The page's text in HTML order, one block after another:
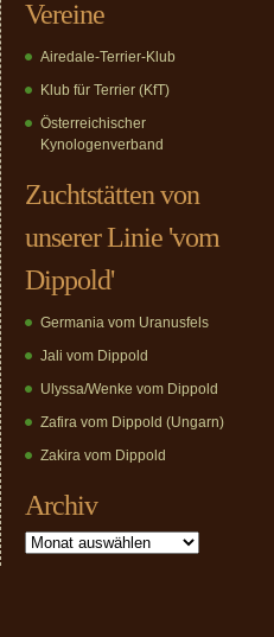
Vereine
Airedale-Terrier-Klub
Klub für Terrier (KfT)
Österreichischer
Kynologenverband
Zuchtstätten von
unserer Linie 'vom
Dippold'
Germania vom Uranusfels
Jali vom Dippold
Ulyssa/Wenke vom Dippold
Zafira vom Dippold (Ungarn)
Zakira vom Dippold
Archiv
Archiv